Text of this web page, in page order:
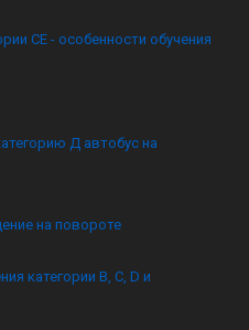
CE - особенности обучения
Д автобус на
на повороте
категории B, C, D и